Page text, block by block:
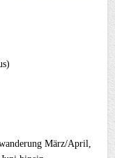
März/April,